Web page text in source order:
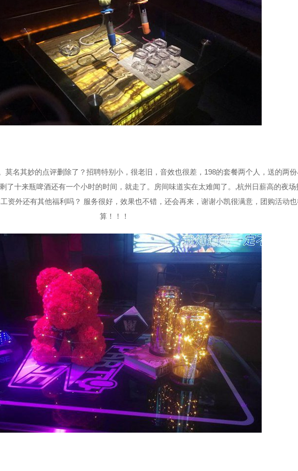
莫名其妙的点评删除了？招聘特别小，很老旧，音效也很差，198的套餐两个人，送的两
了十来瓶啤酒还有一个小时的时间，就走了。房间味道实在太难闻了。,杭州日薪高的夜场
资外还有其他福利吗？ 服务很好，效果也不错，还会再来，谢谢小凯很满意，团购活动
算！！！